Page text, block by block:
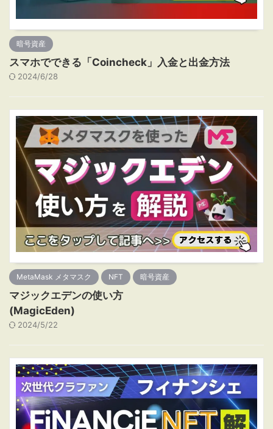
暗号資産
スマホでできる「Coincheck」入金と出金方法
2024/6/28
MetaMask メタマスク NFT 暗号資産
マジックエデンの使い方
(MagicEden)
2024/5/22